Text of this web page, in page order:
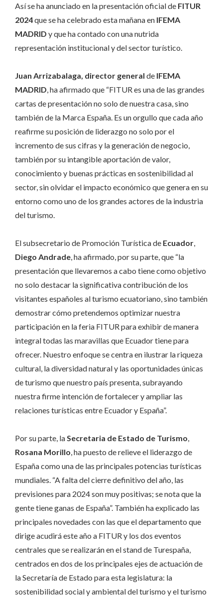
Así se ha anunciado en la presentación oficial de FITUR
2024que se ha celebrado esta mañana en IFEMA
MADRID y que ha contado con una nutrida
representación institucional y del sector turístico.
Juan Arrizabalaga, director general de IFEMA
MADRID , ha afirmado que “FITUR es una de las grandes
cartas de presentación no solo de nuestra casa, sino
también de la Marca España. Es un orgullo que cada año
reafirme su posición de liderazgo no solo por el
incremento de sus cifras y la generación de negocio,
también por su intangible aportación de valor,
conocimiento y buenas prácticas en sostenibilidad al
sector, sin olvidar el impacto económico que genera en su
entorno como uno de los grandes actores de la industria
del turismo.
El subsecretario de Promoción Turística de Ecuador
Diego Andrade , ha afirmado, por su parte, que “la
presentación que llevaremos a cabo tiene como objetivo
no solo destacar la significativa contribución de los
visitantes españoles al turismo ecuatoriano, sino también
demostrar cómo pretendemos optimizar nuestra
participación en la feria FITUR para exhibir de manera
integral todas las maravillas que Ecuador tiene para
ofrecer. Nuestro enfoque se centra en ilustrar la riqueza
cultural, la diversidad natural y las oportunidades únicas
de turismo que nuestro país presenta, subrayando
nuestra firme intención de fortalecer y ampliar las
relaciones turísticas entre Ecuador y España”.
Por su parte, la Secretaria de Estado de Turismo
Rosana Morillo , ha puesto de relieve el liderazgo de
España como una de las principales potencias turísticas
mundiales. “A falta del cierre definitivo del año, las
previsiones para 2024 son muy positivas; se nota que la
gente tiene ganas de España”. También ha explicado las
principales novedades con las que el departamento que
dirige acudirá este año a FITUR y los dos eventos
centrales que se realizarán en el stand de Turespaña,
centrados en dos de los principales ejes de actuación de
la Secretaría de Estado para esta legislatura: la
sostenibilidad social y ambiental del turismo y el turismo